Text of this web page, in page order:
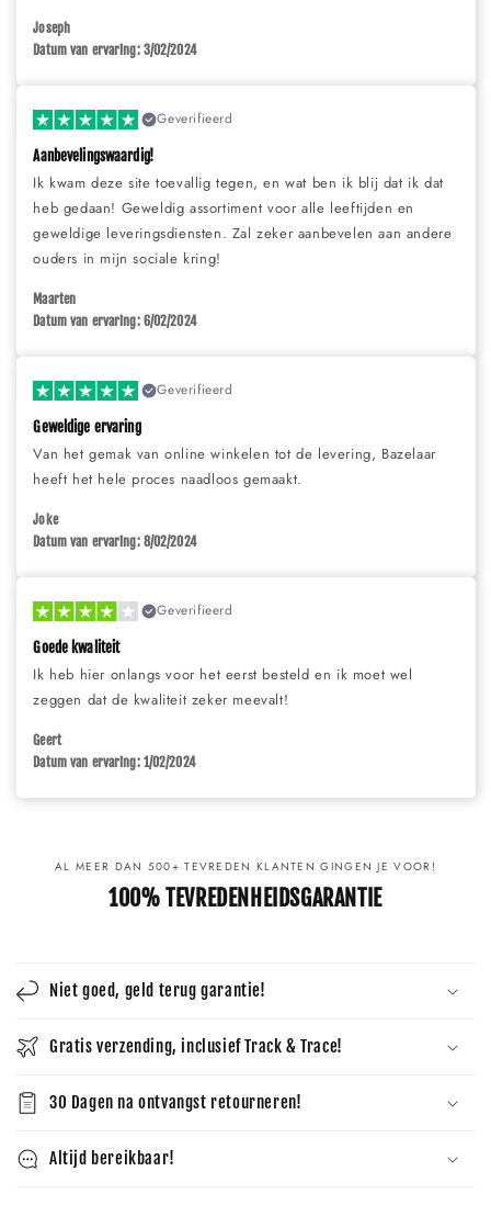
Joseph
Datum van ervaring: 3/02/2024
Geverifieerd
Aanbevelingswaardig!
Ik kwam deze site toevallig tegen, en wat ben ik blij dat ik dat
heb gedaan! Geweldig assortiment voor alle leeftijden en
geweldige leveringsdiensten. Zal zeker aanbevelen aan andere
ouders in mijn sociale kring!
Maarten
Datum van ervaring: 6/02/2024
Geverifieerd
Geweldige ervaring
Van het gemak van online winkelen tot de levering, Bazelaar
heeft het hele proces naadloos gemaakt.
Joke
Datum van ervaring: 8/02/2024
Geverifieerd
Goede kwaliteit
Ik heb hier onlangs voor het eerst besteld en ik moet wel
zeggen dat de kwaliteit zeker meevalt!
Geert
Datum van ervaring: 1/02/2024
AL MEER DAN 500+ TEVREDEN KLANTEN GINGEN JE VOOR!
100% TEVREDENHEIDSGARANTIE
Niet goed, geld terug garantie!
Gratis verzending, inclusief Track & Trace!
30 Dagen na ontvangst retourneren!
Altijd bereikbaar!